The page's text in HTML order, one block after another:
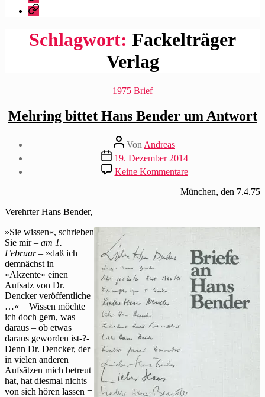
Tweets
Rechteanfrage
Schlagwort: Fackelträger
Verlag
Kategorien
1975 Brief
Mehring bittet Hans Bender um Antwort
Beitragsautor
Von Andreas
Beitragsdatum
19. Dezember 2014
Keine Kommentarezu
Mehring
bittet
München, den 7.4.75
Verehrter Hans Bender,
»Sie wissen«, schrieben
Sie mir – am 1.
Februar– »daß ich
demnächst in
»Akzente« einen
Aufsatz von Dr.
Dencker veröffentliche
…« = Wissen möchte
ich doch gern, was
daraus – ob etwas
daraus geworden ist-?-
Denn Dr. Dencker, der
in vielen anderen
Aufsätzen mich betreut
hat, hat diesmal nichts
von sich hören lassen =